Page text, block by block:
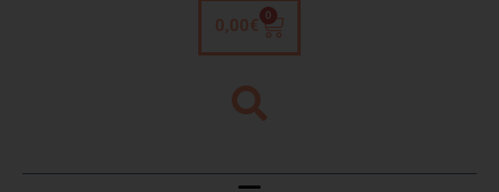
0,00 €
0